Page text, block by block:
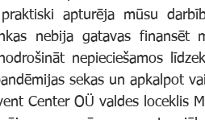
apturēja mūsu
nebija gatavas finansēt
nepieciešamos
sekas un apkalpot
Center OÜ valdes loceklis